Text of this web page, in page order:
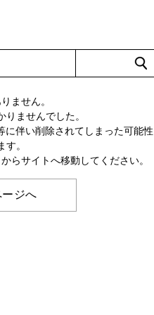
ません。
ませんでした。
に伴い削除されてしまった可能性
す。
らサイトへ移動してください。
ージへ